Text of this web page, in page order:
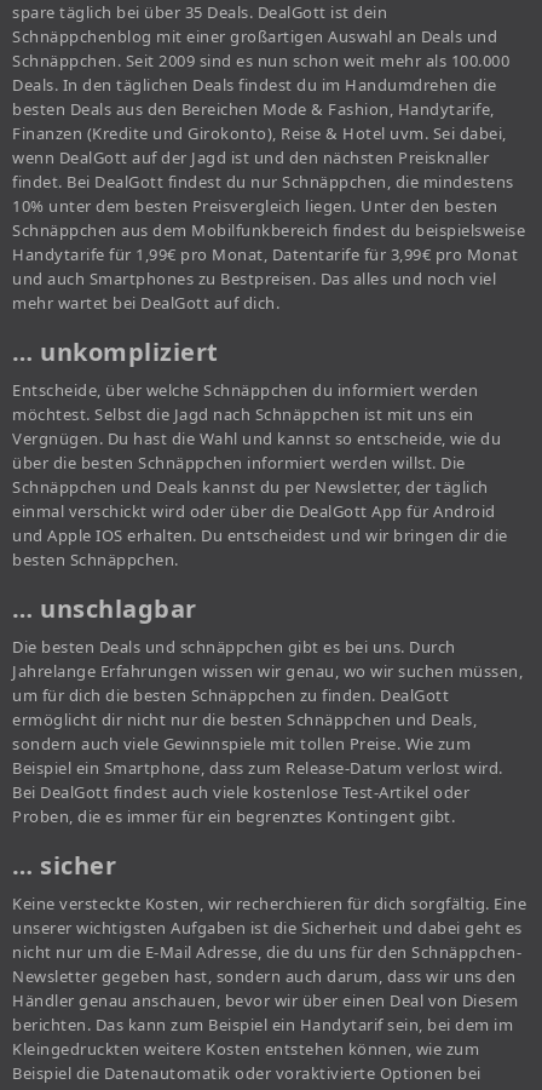
spare täglich bei über 35 Deals. DealGott ist dein
Schnäppchenblog mit einer großartigen Auswahl an Deals und
Schnäppchen. Seit 2009 sind es nun schon weit mehr als 100.000
Deals. In den täglichen Deals findest du im Handumdrehen die
besten Deals aus den Bereichen Mode & Fashion, Handytarife,
Finanzen (Kredite und Girokonto), Reise & Hotel uvm. Sei dabei,
wenn DealGott auf der Jagd ist und den nächsten Preisknaller
findet. Bei DealGott findest du nur Schnäppchen, die mindestens
10% unter dem besten Preisvergleich liegen. Unter den besten
Schnäppchen aus dem Mobilfunkbereich findest du beispielsweise
Handytarife für 1,99€ pro Monat, Datentarife für 3,99€ pro Monat
und auch Smartphones zu Bestpreisen. Das alles und noch viel
mehr wartet bei DealGott auf dich.
… unkompliziert
Entscheide, über welche Schnäppchen du informiert werden
möchtest. Selbst die Jagd nach Schnäppchen ist mit uns ein
Vergnügen. Du hast die Wahl und kannst so entscheide, wie du
über die besten Schnäppchen informiert werden willst. Die
Schnäppchen und Deals kannst du per Newsletter, der täglich
einmal verschickt wird oder über die DealGott App für Android
und Apple IOS erhalten. Du entscheidest und wir bringen dir die
besten Schnäppchen.
… unschlagbar
Die besten Deals und schnäppchen gibt es bei uns. Durch
Jahrelange Erfahrungen wissen wir genau, wo wir suchen müssen,
um für dich die besten Schnäppchen zu finden. DealGott
ermöglicht dir nicht nur die besten Schnäppchen und Deals,
sondern auch viele Gewinnspiele mit tollen Preise. Wie zum
Beispiel ein Smartphone, dass zum Release-Datum verlost wird.
Bei DealGott findest auch viele kostenlose Test-Artikel oder
Proben, die es immer für ein begrenztes Kontingent gibt.
… sicher
Keine versteckte Kosten, wir recherchieren für dich sorgfältig. Eine
unserer wichtigsten Aufgaben ist die Sicherheit und dabei geht es
nicht nur um die E-Mail Adresse, die du uns für den Schnäppchen-
Newsletter gegeben hast, sondern auch darum, dass wir uns den
Händler genau anschauen, bevor wir über einen Deal von Diesem
berichten. Das kann zum Beispiel ein Handytarif sein, bei dem im
Kleingedruckten weitere Kosten entstehen können, wie zum
Beispiel die Datenautomatik oder voraktivierte Optionen bei